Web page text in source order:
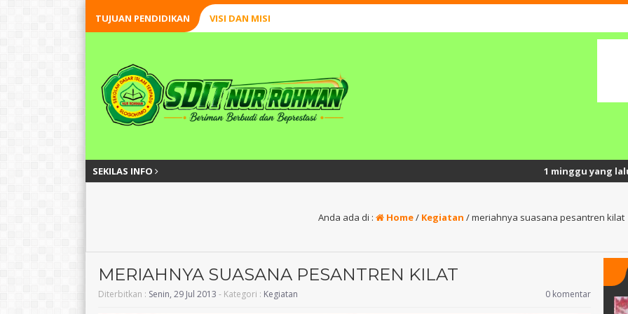
TUJUAN PENDIDIKAN VISI DAN MISI
SEKILAS INFO 1 minggu yang lalu/ Semangat
Anda ada di : Home/ Kegiatan /meriahnya suasana pesantren kilat
MERIAHNYA SUASANA PESANTREN KILAT
Diterbitkan : Senin, 29 Jul 2013 - Kategori : Kegiatan 0 komentar
Akbar Muiz Astomy, S.Pd.